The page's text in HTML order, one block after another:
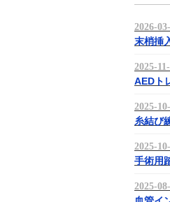
2026-
末梢挿
2025-
AEDト
2025-
糸結び
2025-
手術用
2025-